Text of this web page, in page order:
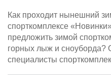
Как проходит нынешний
спорткомплексе
предложить зимой
горных лыж и сноуборда?
специалисты